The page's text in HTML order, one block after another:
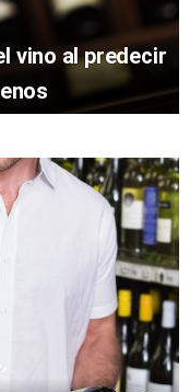
vino al predecir